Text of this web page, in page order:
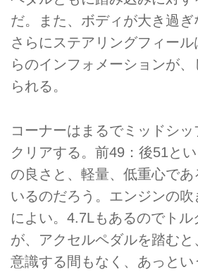
だ。また、ボディが大き過ぎ
さらにステアリングフィー
らのインフォメーションが、
られる。
コーナーはまるでミッドシッ
クリアする。前49：後51と
の良さと、軽量、低重心であ
いるのだろう。エンジンの
によい。4.7Lもあるのでト
が、アクセルペダルを踏むと
意識する間もなく、あっとい